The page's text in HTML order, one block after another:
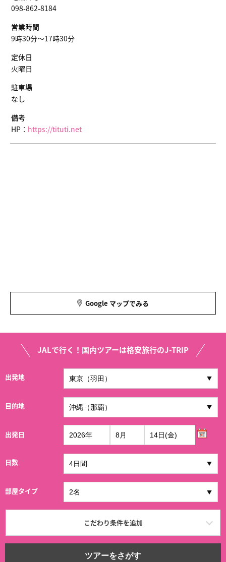
098-862-8184
営業時間
9時30分〜17時30分
定休日
火曜日
駐車場
なし
備考
HP： https://tituti.net
Google マップでみる
JALで行く！国内ツアーは格安旅行のJ-TRIP
出発地
目的地
出発日
日数
部屋タイプ
こだわり条件を追加
ツアーをさがす